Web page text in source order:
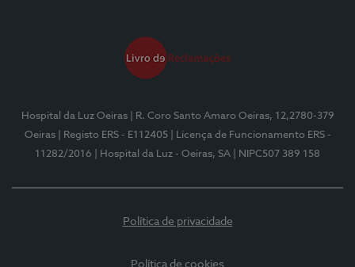
Hospital da Luz Oeiras
| R. Coro Santo Amaro Oeiras, 12,2780-379
Oeiras
| Registo ERS - E112405
| Licença de Funcionamento ERS -
11282/2016
| Hospital da Luz - Oeiras, SA | NIPC507 389 158
Política de privacidade
Política de cookies